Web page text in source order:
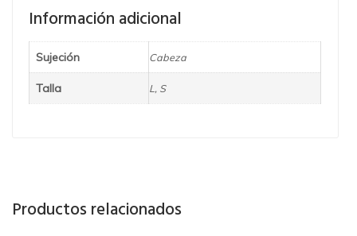
Información adicional
Sujeción Cabeza
Talla L, S
Productos relacionados